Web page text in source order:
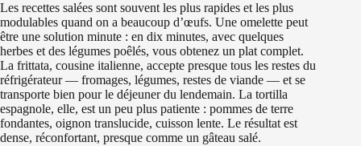
Les recettes salées sont souvent les plus rapides et les plus
modulables quand on a beaucoup d’œufs. Une omelette peut
être une solution minute : en dix minutes, avec quelques
herbes et des légumes poêlés, vous obtenez un plat complet.
La frittata, cousine italienne, accepte presque tous les restes du
réfrigérateur — fromages, légumes, restes de viande — et se
transporte bien pour le déjeuner du lendemain. La tortilla
espagnole, elle, est un peu plus patiente : pommes de terre
fondantes, oignon translucide, cuisson lente. Le résultat est
dense, réconfortant, presque comme un gâteau salé.